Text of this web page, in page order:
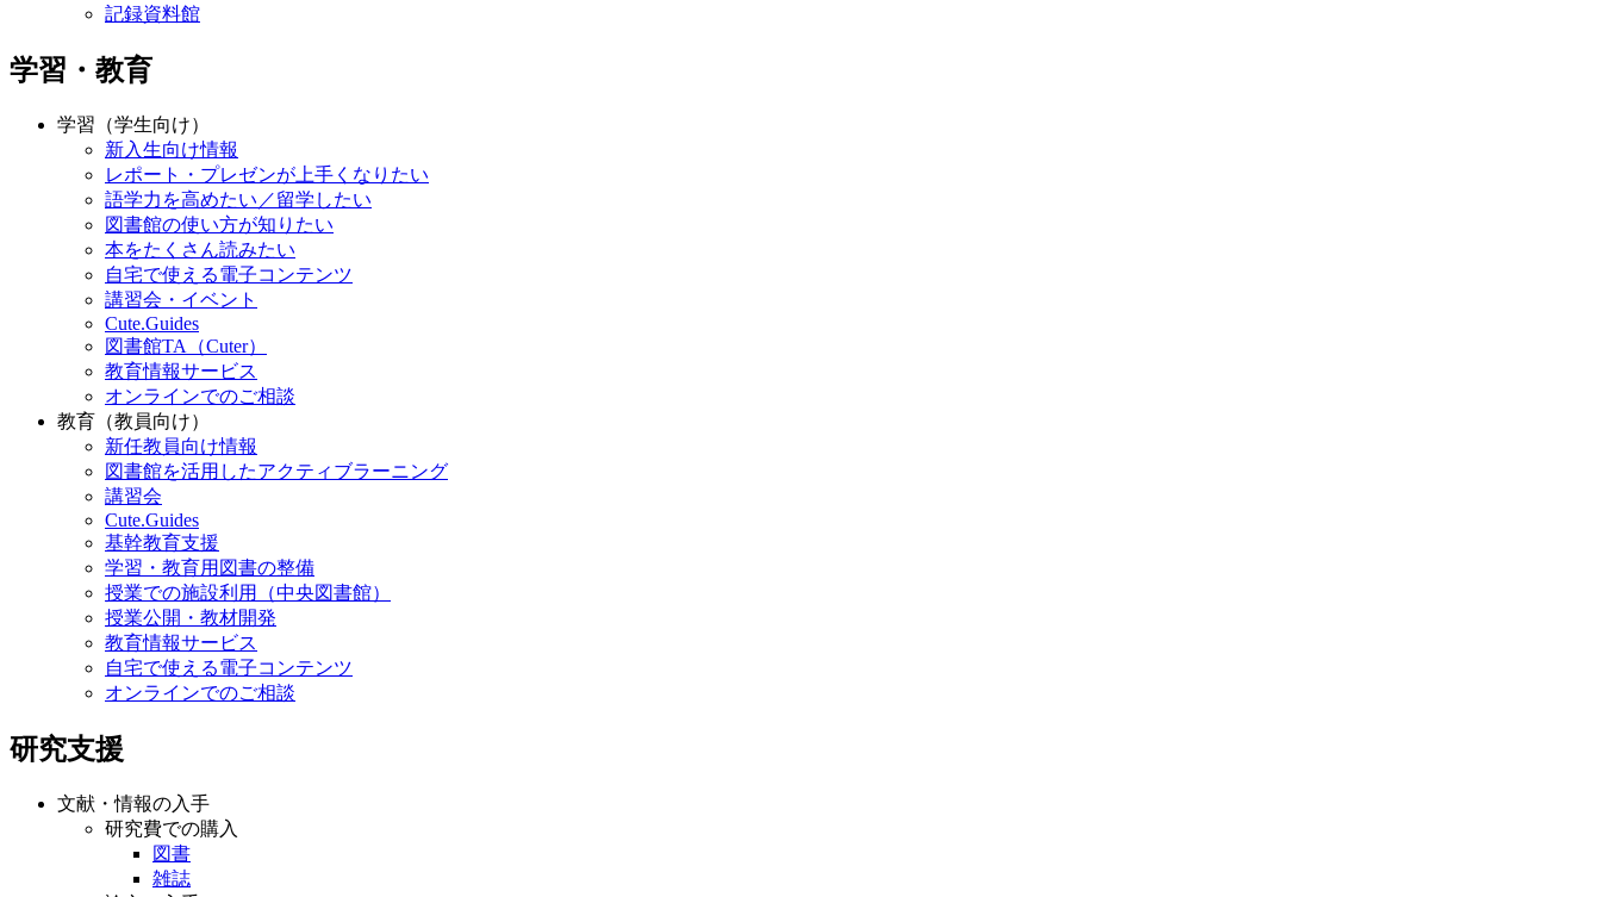
記録資料館
学習・教育
学習（学生向け）
新入生向け情報
レポート・プレゼンが上手くなりたい
語学力を高めたい／留学したい
図書館の使い方が知りたい
本をたくさん読みたい
自宅で使える電子コンテンツ
講習会・イベント
Cute.Guides
図書館TA（Cuter）
教育情報サービス
オンラインでのご相談
教育（教員向け）
新任教員向け情報
図書館を活用したアクティブラーニング
講習会
Cute.Guides
基幹教育支援
学習・教育用図書の整備
授業での施設利用（中央図書館）
授業公開・教材開発
教育情報サービス
自宅で使える電子コンテンツ
オンラインでのご相談
研究支援
文献・情報の入手
研究費での購入
図書
雑誌